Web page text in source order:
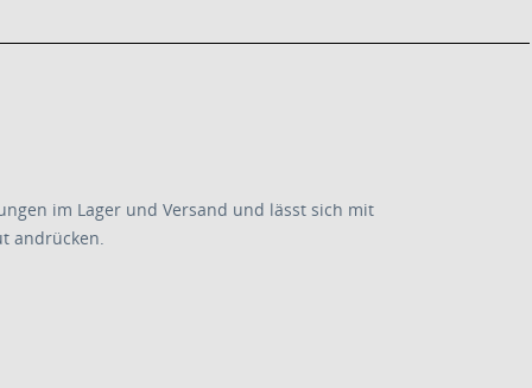
im Lager und Versand und lässt sich mit
andrücken.